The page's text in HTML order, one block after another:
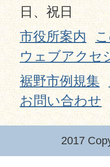
日、祝日
市役所案内
ウェブアクセ
裾野市例規集
お問い合わせ
2017